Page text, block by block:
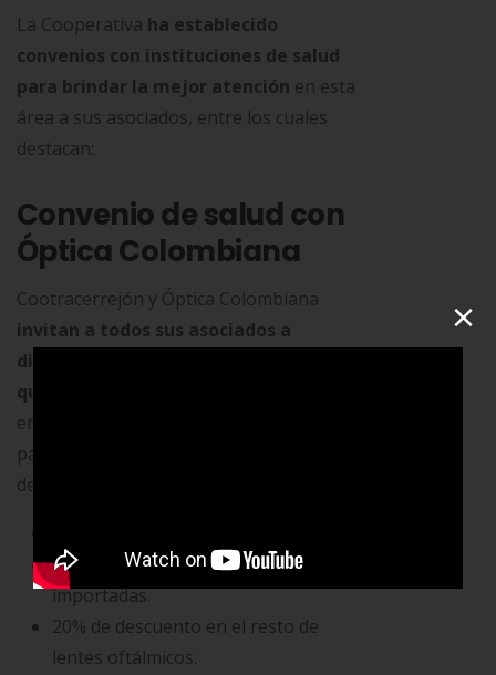
La Cooperativa ha establecido
convenios con instituciones de salud
para brindar la mejor atención en esta
área a sus asociados, entre los cuales
destacan:
Convenio de salud con
Óptica Colombiana
Cootracerrejón y Óptica Colombiana
invitan a todos sus asociados a
disfrutar los beneficios del acuerdo al
que han llegado
empleados y sus familiares, a saber:
padres, hermanos, cónyuge e hijos. Los
descuentos son los siguientes:
10% de descuento en monturas
importadas.
20% de descuento en el resto de
lentes oftálmicos.
×